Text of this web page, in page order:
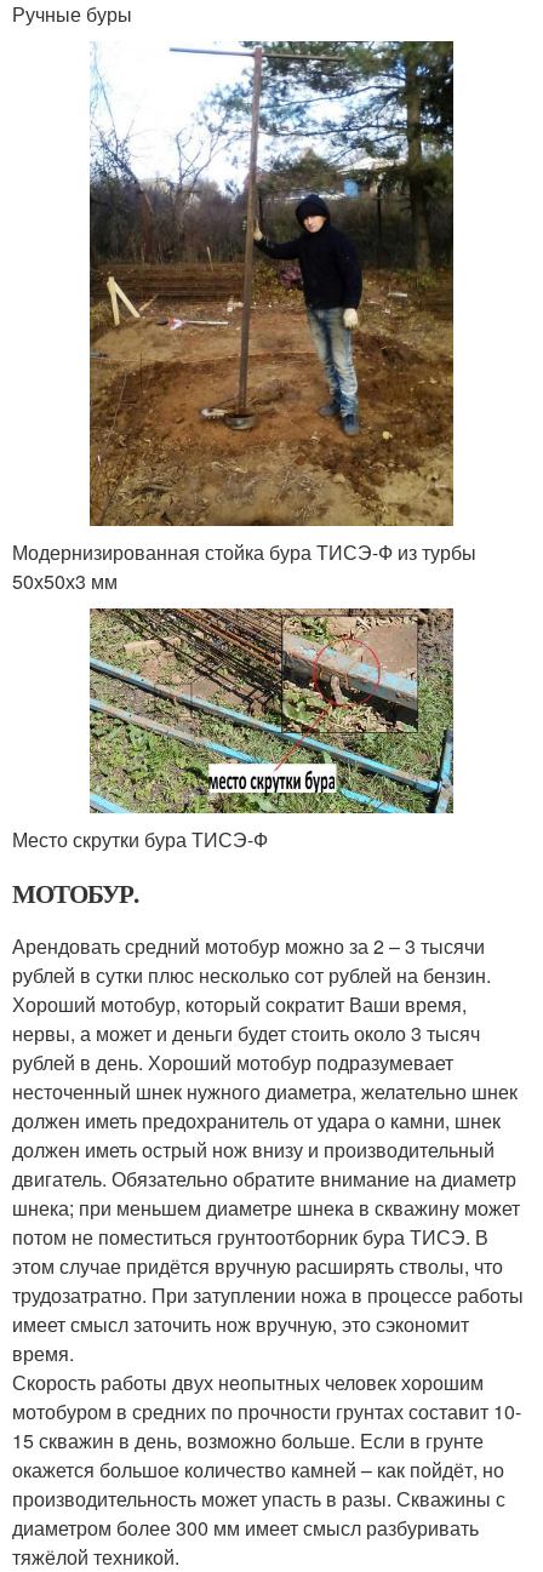
Ручные буры
Модернизированная стойка бура ТИСЭ-Ф из турбы
50х50х3 мм
Место скрутки бура ТИСЭ-Ф
МОТОБУР.
Арендовать средний мотобур можно за 2 – 3 тысячи
рублей в сутки плюс несколько сот рублей на бензин.
Хороший мотобур, который сократит Ваши время,
нервы, а может и деньги будет стоить около 3 тысяч
рублей в день. Хороший мотобур подразумевает
несточенный шнек нужного диаметра, желательно шнек
должен иметь предохранитель от удара о камни, шнек
должен иметь острый нож внизу и производительный
двигатель. Обязательно обратите внимание на диаметр
шнека; при меньшем диаметре шнека в скважину может
потом не поместиться грунтоотборник бура ТИСЭ. В
этом случае придётся вручную расширять стволы, что
трудозатратно. При затуплении ножа в процессе работы
имеет смысл заточить нож вручную, это сэкономит
время.
Скорость работы двух неопытных человек хорошим
мотобуром в средних по прочности грунтах составит 10-
15 скважин в день, возможно больше. Если в грунте
окажется большое количество камней – как пойдёт, но
производительность может упасть в разы. Скважины с
диаметром более 300 мм имеет смысл разбуривать
тяжёлой техникой.